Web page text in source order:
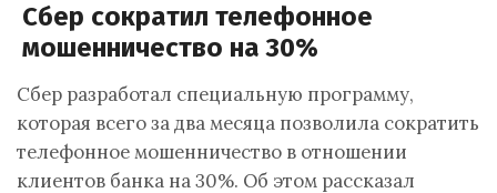
Сбер сократил телефонное
мошенничество на 30%
Сбер разработал специальную программу,
которая всего за два месяца позволила сократить
телефонное мошенничество в отношении
клиентов банка на 30%. Об этом рассказал